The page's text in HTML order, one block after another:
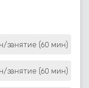
занятие (60 мин)
занятие (60 мин)